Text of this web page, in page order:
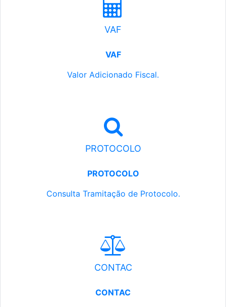
VAF
VAF
Valor Adicionado Fiscal.
PROTOCOLO
PROTOCOLO
Consulta Tramitação de Protocolo.
CONTAC
CONTAC